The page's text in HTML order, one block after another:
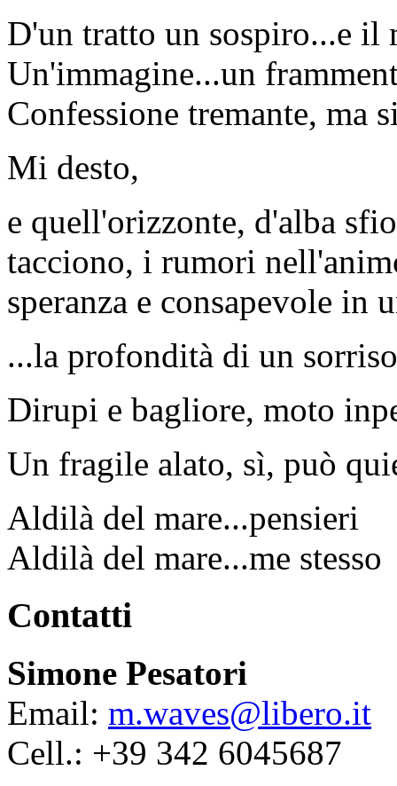
D'un tratto un sospiro...e
Un'immagine...un
Confessione tremante, ma
Mi desto,
e quell'orizzonte, d'alba
tacciono, i rumori
speranza e consapevole in
...la profondità di un
Dirupi e bagliore, moto
Un fragile alato, sì, può
Aldilà del mare...pensieri
Aldilà del mare...me stesso
Contatti
Simone Pesatori
Email: m.waves@libero.it
Cell.: +39 342 6045687